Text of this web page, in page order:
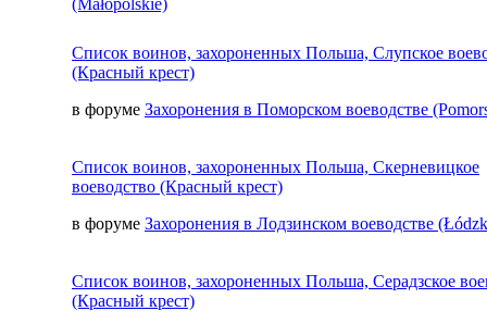
(Małopolskie)
Список воинов, захороненных Польша, Слупское
(Красный крест)
в форуме Захоронения в Поморском воеводстве
Список воинов, захороненных Польша, Скерневицкое
воеводство (Красный крест)
в форуме Захоронения в Лодзинском воеводстве
Список воинов, захороненных Польша, Серадзское
(Красный крест)